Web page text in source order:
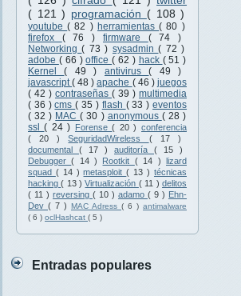
( 121 ) programación ( 108 )
youtube( 82 ) herramientas( 80 )
firefox ( 76 ) firmware ( 74 )
Networking( 73 ) sysadmin( 72 )
adobe ( 66 )office( 62 ) hack ( 51 )
Kernel( 49 ) antivirus( 49 )
javascript( 48 )apache ( 46 ) juegos
( 42 ) contraseñas ( 39 ) multimedia
( 36 )cms( 35 ) flash ( 33 )eventos
( 32 ) MAC( 30 ) anonymous ( 28 )
ssl( 24 ) Forense( 20 ) conferencia
( 20 )SeguridadWireless ( 17 )
documental ( 17 ) auditoría ( 15 )
Debugger( 14 ) Rootkit ( 14 ) lizard
squad ( 14 )metasploit( 13 ) técnicas
hacking( 13 )Virtualización ( 11 ) delitos
( 11 ) reversing ( 10 ) adamo ( 9 ) Ehn-
Dev ( 7 ) MAC Adress ( 6 ) antimalware
( 6 ) oclHashcat ( 5 )
Entradas populares